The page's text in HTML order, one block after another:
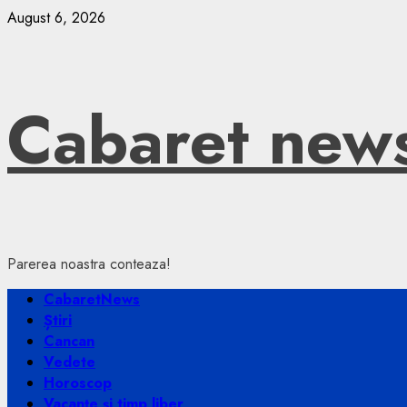
Skip
August 6, 2026
Cabaret
Parerea noastra conteaza!
Primary
Menu
CabaretNews
Știri
Cancan
Vedete
Horoscop